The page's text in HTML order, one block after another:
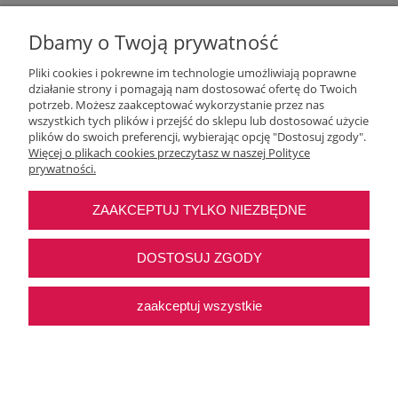
Moje konto
Najczęstsze pytania
Pomoc
Dbamy o Twoją prywatność
Pliki cookies i pokrewne im technologie umożliwiają poprawne
działanie strony i pomagają nam dostosować ofertę do Twoich
potrzeb. Możesz zaakceptować wykorzystanie przez nas
wszystkich tych plików i przejść do sklepu lub dostosować użycie
plików do swoich preferencji, wybierając opcję "Dostosuj zgody".
Więcej o plikach cookies przeczytasz w naszej Polityce
prywatności.
ZAAKCEPTUJ TYLKO NIEZBĘDNE
DOSTOSUJ ZGODY
zaakceptuj wszystkie